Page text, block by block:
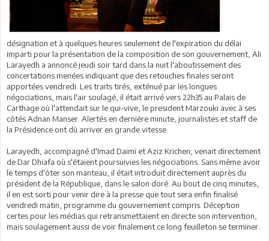
désignation et à quelques heures seulement de l'expiration du délai
imparti pour la présentation de la composition de son gouvernement, Ali
Larayedh a annoncé jeudi soir tard dans la nuit l'aboutissement des
concertations menées indiquant que des retouches finales seront
apportées vendredi. Les traits tirés, exténué par les longues
négociations, mais l'air soulagé, il était arrivé vers 22h35 au Palais de
Carthage où l'attendait sur le qui-vive, le president Marzouki avec à ses
côtés Adnan Manser. Alertés en dernière minute, journalistes et staff de
la Présidence ont dû arriver en grande vitesse.
Larayedh, accompagné d'Imad Daimi et Aziz Krichen, venait directement
de Dar Dhiafa où s'étaient poursuivies les négociations. Sans même avoir
le temps d'ôter son manteau, il était introduit directement auprès du
président de la République, dans le salon doré. Au bout de cinq minutes,
il en est sorti pour venir dire à la presse que tout sera enfin finalisé
vendredi matin, programme du gouvernement compris. Déception
certes pour les médias qui retransmettaient en directe son intervention,
mais soulagement aussi de voir finalement ce long feuilleton se terminer.